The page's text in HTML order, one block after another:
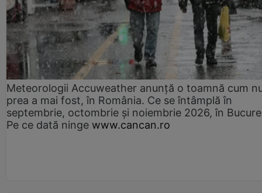
Meteorologii Accuweather anunță o toamnă cum
prea a mai fost, în România. Ce se întâmplă în
septembrie, octombrie și noiembrie 2026, în
Pe ce dată ninge www.cancan.ro